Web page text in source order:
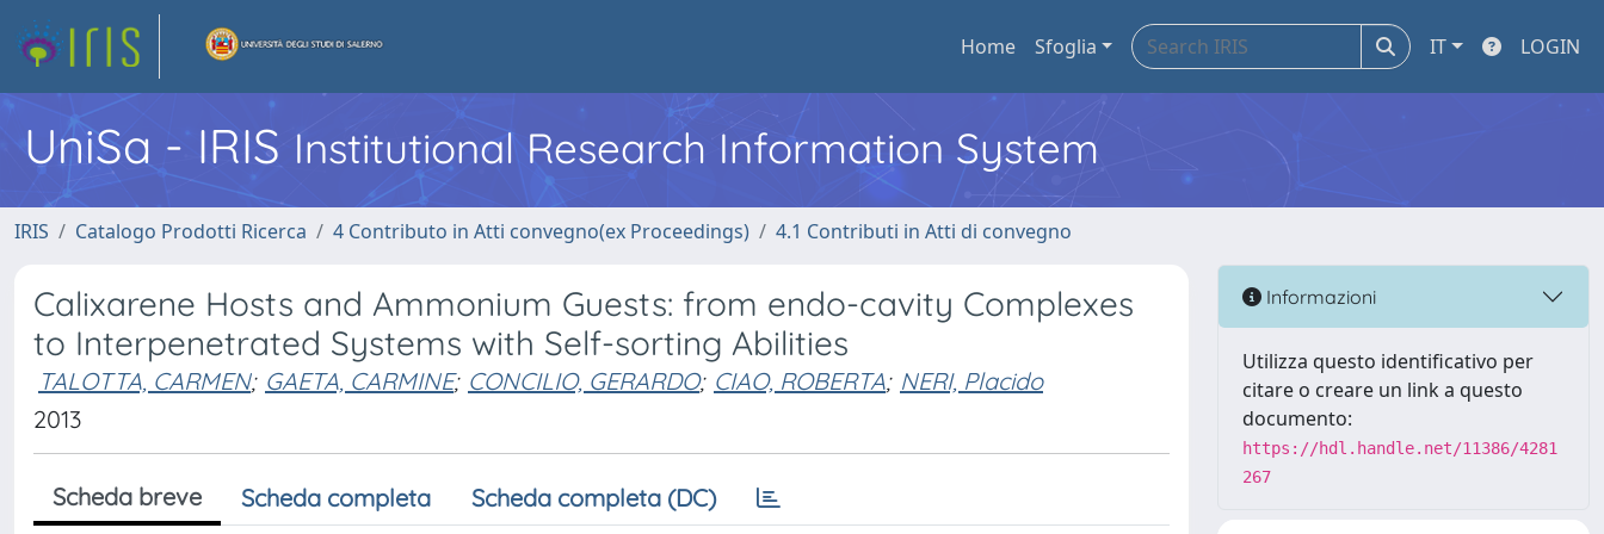
Home Sfoglia IT LOGIN
UniSa - IRIS Institutional Research Information System
IRIS Catalogo Prodotti Ricerca 4 Contributo in Atti convegno(ex Proceedings) 4.1 Contributi in Atti di convegno
Calixarene Hosts and Ammonium Guests: from endo-cavity Complexes
to Interpenetrated Systems with Self-sorting Abilities
TALOTTA, CARMEN; GAETA, CARMINE; CONCILIO, GERARDO; CIAO, ROBERTA; NERI, Placido
2013
Scheda breve Scheda completa Scheda completa (DC)
Informazioni
Utilizza questo identificativo per
citare o creare un link a questo
documento:
https://hdl.handle.net/11386/4281
267